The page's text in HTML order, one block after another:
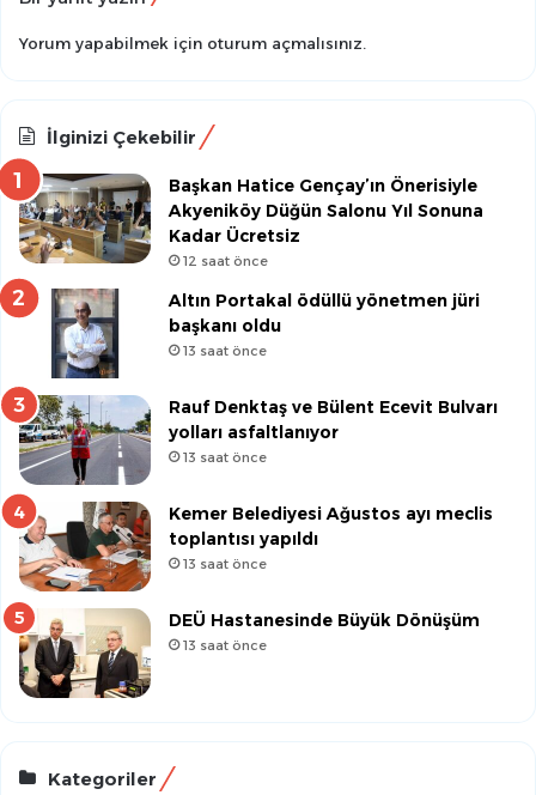
Yorum yapabilmek için oturum açmalısınız
İlginizi Çekebilir
Başkan Hatice Gençay’ın Önerisiyle
Akyeniköy Düğün Salonu Yıl Sonuna
Kadar Ücretsiz
12 saat önce
Altın Portakal ödüllü yönetmen jüri
başkanı oldu
13 saat önce
Rauf Denktaş ve Bülent Ecevit Bulvarı
yolları asfaltlanıyor
13 saat önce
Kemer Belediyesi Ağustos ayı meclis
toplantısı yapıldı
13 saat önce
DEÜ Hastanesinde Büyük Dönüşüm
13 saat önce
Kategoriler